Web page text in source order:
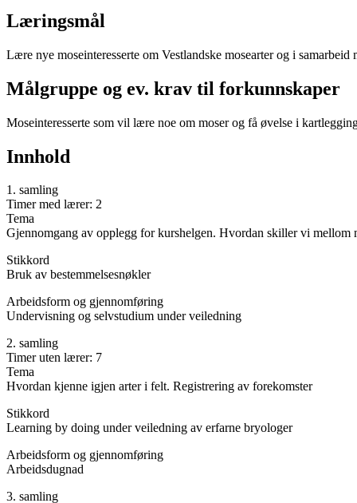
Læringsmål
Lære nye moseinteresserte om Vestlandske mosearter og i
Målgruppe og ev. krav til forkunnskaper
Moseinteresserte som vil lære noe om moser og få øvelse i
Innhold
1. samling
Timer med lærer: 2
Tema
Gjennomgang av opplegg for kurshelgen. Hvordan skiller vi mellom
Stikkord
Bruk av bestemmelsesnøkler
Arbeidsform og gjennomføring
Undervisning og selvstudium under veiledning
2. samling
Timer uten lærer: 7
Tema
Hvordan kjenne igjen arter i felt. Registrering av forekomster
Stikkord
Learning by doing under veiledning av erfarne bryologer
Arbeidsform og gjennomføring
Arbeidsdugnad
3. samling